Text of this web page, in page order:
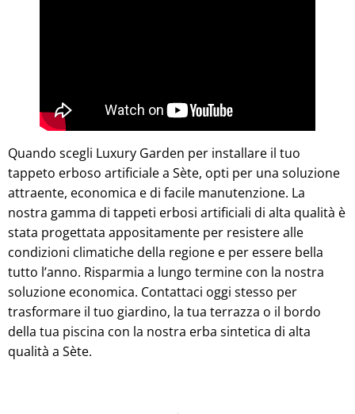
Quando scegli Luxury Garden per installare il tuo
tappeto erboso artificiale a Sète, opti per una soluzione
attraente, economica e di facile manutenzione. La
nostra gamma di tappeti erbosi artificiali di alta qualità è
stata progettata appositamente per resistere alle
condizioni climatiche della regione e per essere bella
tutto l’anno. Risparmia a lungo termine con la nostra
soluzione economica. Contattaci oggi stesso per
trasformare il tuo giardino, la tua terrazza o il bordo
della tua piscina con la nostra erba sintetica di alta
qualità a Sète.